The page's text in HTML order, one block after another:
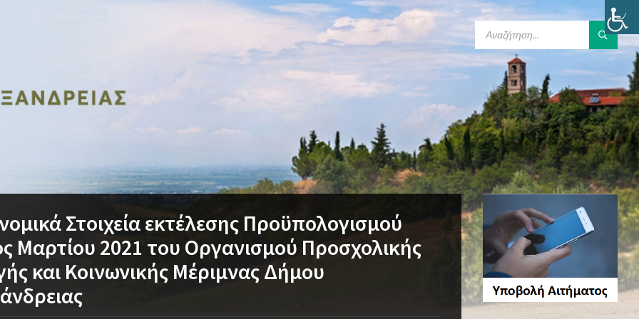
Στοιχεία εκτέλεσης Προϋπολογισμού
Μαρτίου 2021 του Οργανισμού Προσχολικής
και Κοινωνικής Μέριμνας Δήμου